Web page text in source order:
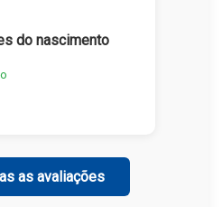
do nascimento
as avaliações